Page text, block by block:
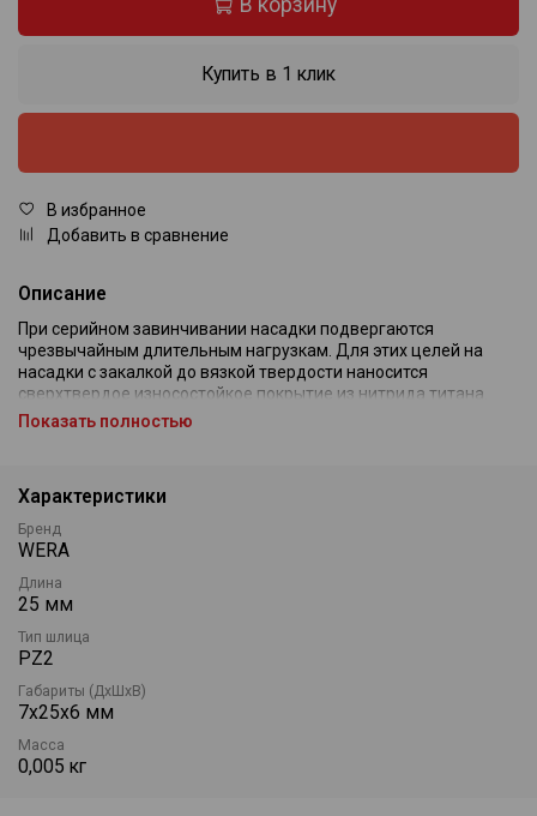
В корзину
Купить в 1 клик
В избранное
Добавить в сравнение
Описание
При серийном завинчивании насадки подвергаются
чрезвычайным длительным нагрузкам. Для этих целей на
насадки с закалкой до вязкой твердости наносится
сверхтвердое износостойкое покрытие из нитрида титана.
Комбинация из высокой эластичности насадок с закалкой до
Насадка PZ 2x25 TiN
Показать полностью
Характеристики
Бренд
WERA
Длина
25 мм
Тип шлица
PZ2
Габариты (ДхШхВ)
7х25х6 мм
Масса
0,005 кг